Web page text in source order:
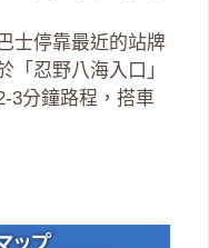
士停靠最近的站牌
「忍野八海入口」
3分鐘路程，搭車